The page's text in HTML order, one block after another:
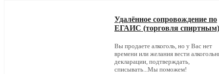
Удалённое сопровождение по
ЕГАИС (торговля спиртным)
Вы продаете алкоголь, но у Вас нет
времени или желания вести
декларации, подтверждать,
списывать...Мы поможем!